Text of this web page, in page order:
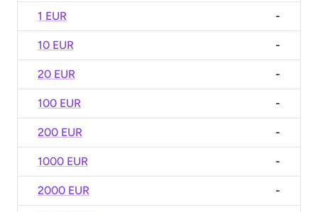
1 EUR -
10 EUR -
20 EUR -
100 EUR -
200 EUR -
1000 EUR -
2000 EUR -